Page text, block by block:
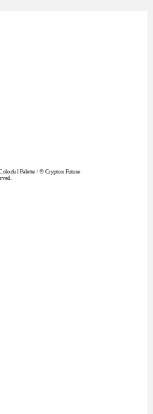
Palette / © Crypton Future